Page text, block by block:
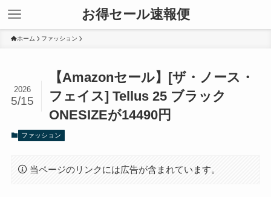
お得セール速報便
ホーム ファッション
【Amazonセール】[ザ・ノース・
フェイス] Tellus 25 ブラック
ONESIZEが14490円
2026
5/15
ファッション
当ページのリンクには広告が含まれています。